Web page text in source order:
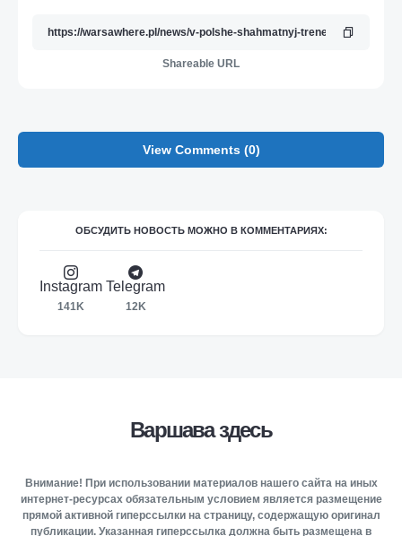
Shareable URL
View Comments (0)
ОБСУДИТЬ НОВОСТЬ МОЖНО В КОММЕНТАРИЯХ:
Instagram
141K
Telegram
12K
Варшава здесь
Внимание! При использовании материалов нашего сайта на иных
интернет-ресурсах обязательным условием является размещение
прямой активной гиперссылки на страницу, содержащую оригинал
публикации. Указанная гиперссылка должна быть размещена в